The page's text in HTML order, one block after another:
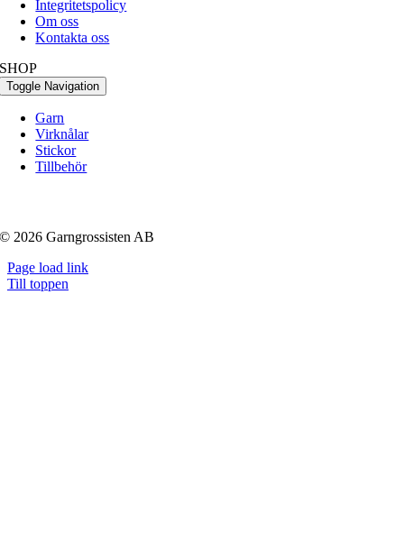
Integritetspolicy
Om oss
Kontakta oss
SHOP
Toggle Navigation
Garn
Virknålar
Stickor
Tillbehör
© 2026 Garngrossisten AB
Page load link
Till toppen